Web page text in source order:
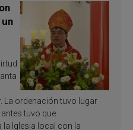
un
La ordenación tuvo lugar
tuvo que
Iglesia local con la